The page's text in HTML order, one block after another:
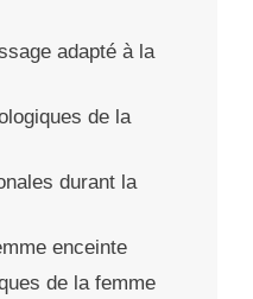
adapté à la
de la
durant la
enceinte
de la femme